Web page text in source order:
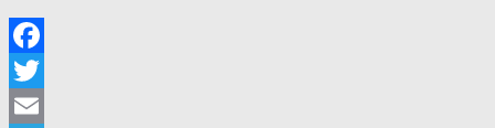
Facebook
Twitter